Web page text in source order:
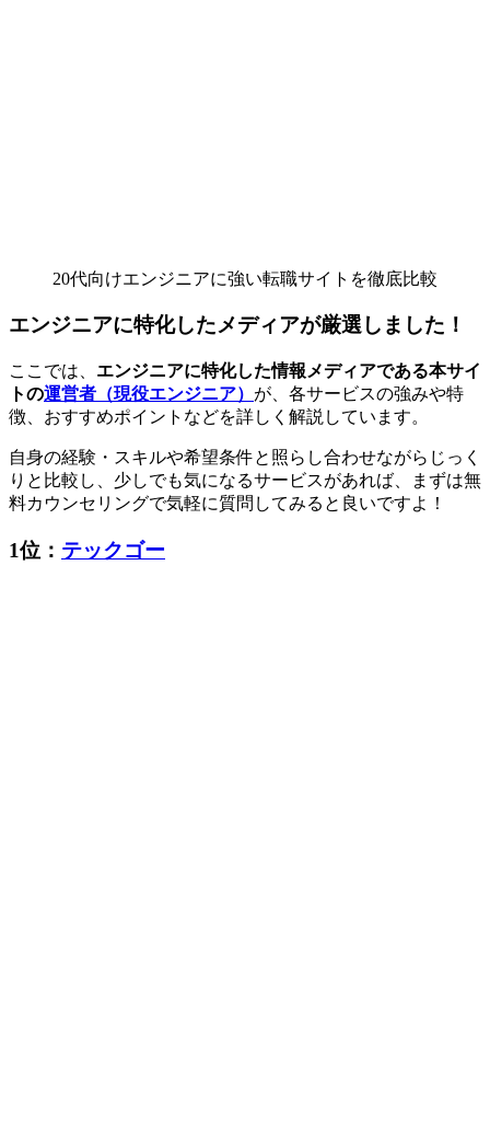
20代向けエンジニアに強い転職サイトを徹底比較
エンジニアに特化したメディアが厳選しました！
ここでは、 エンジニアに特化した情報メディアである本サイ
トの運営者（現役エンジニア） が、各サービスの強みや特
徴、おすすめポイントなどを詳しく解説しています。
自身の経験・スキルや希望条件と照らし合わせながらじっく
りと比較し、少しでも気になるサービスがあれば、まずは無
料カウンセリングで気軽に質問してみる と良いですよ！
1位： テックゴー